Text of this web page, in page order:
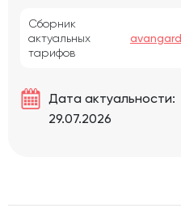
Сборник
актуальных
тарифов
Дата актуальности:
29.07.2026